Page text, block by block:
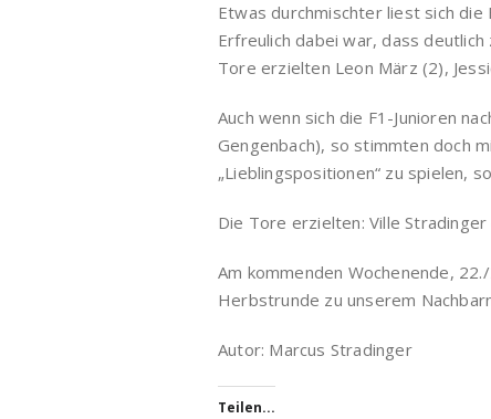
Etwas durchmischter liest sich die
Erfreulich dabei war, dass
Tore erzielten Leon März (2),
Auch wenn sich die F1-Junioren
Gengenbach), so stimmten doch
„Lieblingspositionen“ zu spielen,
Die Tore erzielten: Ville Stradinger
Am kommenden Wochenende,
Herbstrunde zu unserem
Autor: Marcus Stradinger
Teilen...